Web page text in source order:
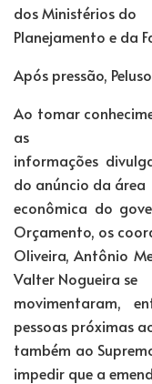
dos Ministérios do
Planejamento e da
Após pressão,
Ao tomar
as
informações
do anúncio da área
econômica do
Orçamento, os
Oliveira, Antônio
Valter Nogueira se
movimentaram,
pessoas próximas
também ao
impedir que a